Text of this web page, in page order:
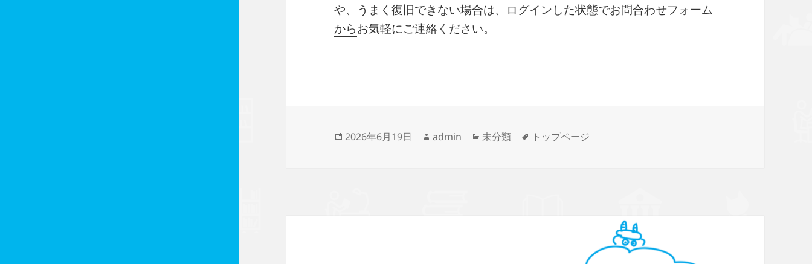
や、うまく復旧できない場合は、ログインした状態でお問合わせフォーム
からお気軽にご連絡ください。
投
2026年6月19日
作
admin
カ
未分類
タ
トップページ